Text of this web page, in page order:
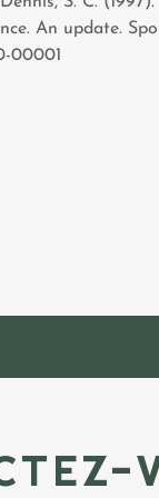
An update.
00001